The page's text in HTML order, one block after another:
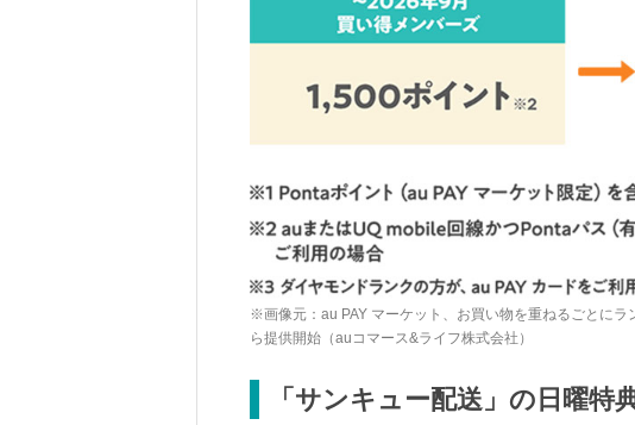
※画像元：au PAY マーケット、お買い物を重ねるごとに
ら提供開始（auコマース&ライフ株式会社）
「サンキュー配送」の日曜特